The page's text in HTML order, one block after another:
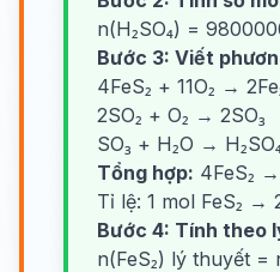
n(H₂SO₄) =
Bước 3: Viết
4FeS₂ + 11O₂ →
2SO₂ + O₂ → 2SO₃
SO₃ + H₂O →
Tổng hợp: 4FeS₂
Tỉ lệ: 1 mol FeS₂ →
Bước 4: Tính theo
n(FeS₂) lý thuyết =